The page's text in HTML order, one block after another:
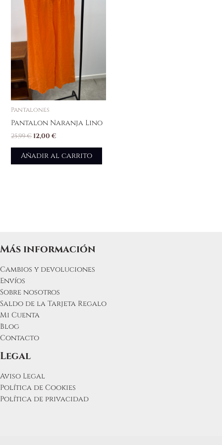
Pantalones
Pantalon Naranja Lino
25,99€12,00€
Añadir al carrito
Más información
Cambios y devoluciones
Envíos
Sobre nosotros
Saldo de la Tarjeta Regalo
Mi Cuenta
Blog
Contacto
Legal
Aviso Legal
Política de Cookies
Política de privacidad